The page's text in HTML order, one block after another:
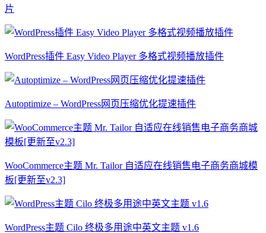
片
WordPress插件 Easy Video Player 多格式视频播放插件
Autoptimize – WordPress网页压缩优化提速插件
WooCommerce主题 Mr. Tailor 自适应在线销售电子商务商城模
板[更新至v2.3]
WordPress主题 Cilo 终极多用途中英文主题 v1.6